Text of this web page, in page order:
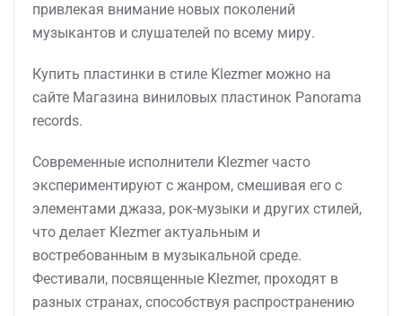
привлекая внимание новых поколений
музыкантов и слушателей по всему миру.
Купить пластинки в стиле Klezmer можно на
сайте Магазина виниловых пластинок Panorama
records.
Современные исполнители Klezmer часто
экспериментируют с жанром, смешивая его с
элементами джаза, рок-музыки и других стилей,
что делает Klezmer актуальным и
востребованным в музыкальной среде.
Фестивали, посвященные Klezmer, проходят в
разных странах, способствуя распространению